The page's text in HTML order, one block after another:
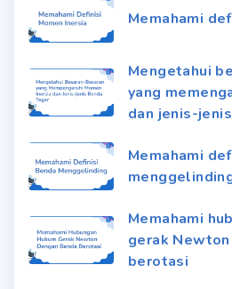
Memahami
Mengetahui
yang
dan jenis-
Memahami
Memahami
gerak
berotasi